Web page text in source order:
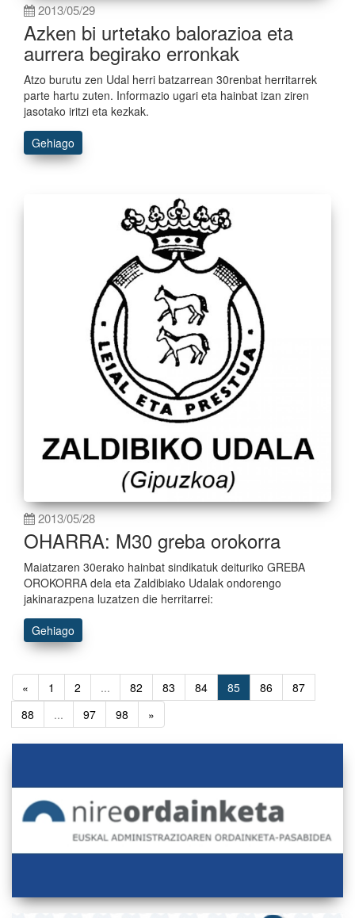
2013/05/29
Azken bi urtetako balorazioa eta
aurrera begirako erronkak
Atzo burutu zen Udal herri batzarrean 30renbat herritarrek
parte hartu zuten. Informazio ugari eta hainbat izan ziren
jasotako iritzi eta kezkak.
Gehiago
2013/05/28
OHARRA: M30 greba orokorra
Maiatzaren 30erako hainbat sindikatuk deituriko GREBA
OROKORRA dela eta Zaldibiako Udalak ondorengo
jakinarazpena luzatzen die herritarrei:
Gehiago
« 1 2 ... 82 83 84 85 86
87
88
... 97 98 »